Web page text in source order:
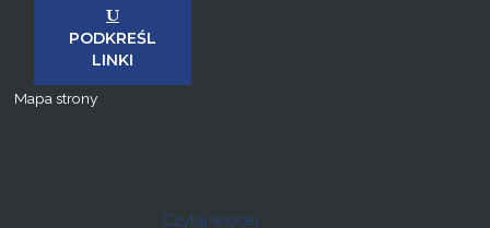
PODKREŚL
LINKI
Mapa strony
Czytaj więcej...